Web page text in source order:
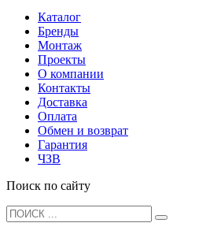
Каталог
Бренды
Монтаж
Проекты
О компании
Контакты
Доставка
Оплата
Обмен и возврат
Гарантия
ЧЗВ
Поиск по сайту